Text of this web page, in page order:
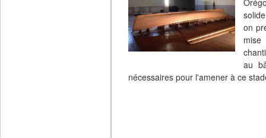
on
mise
au
nécessaires pour l'amener à ce